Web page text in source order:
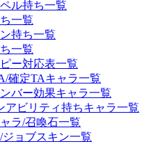
ル持ち一覧
一覧
持ち一覧
一覧
ー対応表一覧
確定TAキャラ一覧
バー効果キャラ一覧
アビリティ持ちキャラ一覧
ラ/召喚石一覧
ジョブスキン一覧